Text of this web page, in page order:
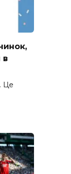
в
Це